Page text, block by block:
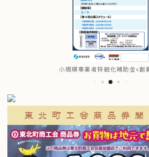
小規模事業者持続化補助金<創